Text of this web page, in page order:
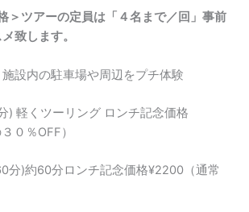
＞ツアーの定員は「４名まで／回」事前
致します。
設内の駐車場や周辺をプチ体験
軽くツーリング ロンチ記念価格
０％OFF）
分)約60分ロンチ記念価格¥2200（通常